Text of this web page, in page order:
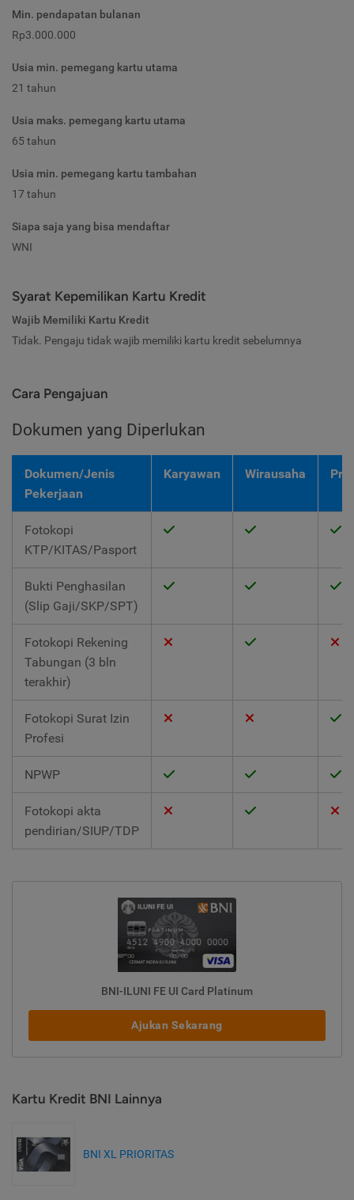
Min. pendapatan bulanan
Rp3.000.000
Usia min. pemegang kartu utama
21 tahun
Usia maks. pemegang kartu utama
65 tahun
Usia min. pemegang kartu tambahan
17 tahun
Siapa saja yang bisa mendaftar
WNI
Syarat Kepemilikan Kartu Kredit
Wajib Memiliki Kartu Kredit
Tidak. Pengaju tidak wajib memiliki kartu kredit sebelumnya
Cara Pengajuan
Dokumen yang Diperlukan
Dokumen/Jenis
Pekerjaan
Karyawan Wirausaha
Fotokopi
KTP/KITAS/Pasport
Bukti Penghasilan
(Slip Gaji/SKP/SPT)
Fotokopi Rekening
Tabungan (3 bln
terakhir)
Fotokopi Surat Izin
Profesi
NPWP
Fotokopi akta
pendirian/SIUP/TDP
BNI-ILUNI FE UI Card Platinum
Ajukan Sekarang
Kartu Kredit BNI Lainnya
BNI XL PRIORITAS